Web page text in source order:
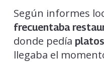
Según informes
frecuentaba
donde pedía
llegaba el